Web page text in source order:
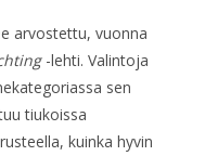
arvostettu, vuonna
-lehti. Valintoja
sen
tiukoissa
kuinka hyvin